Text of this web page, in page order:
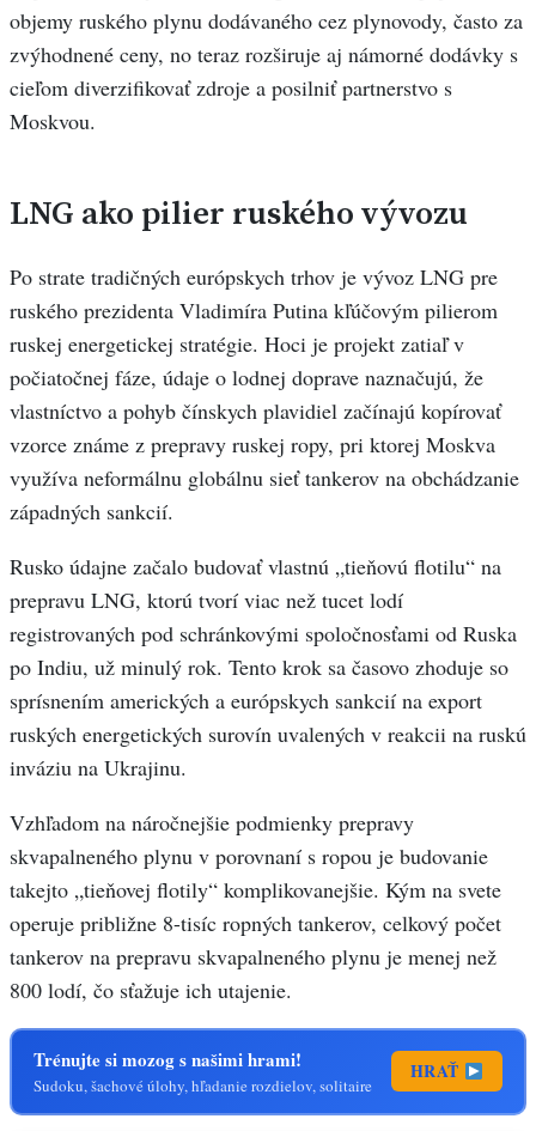
objemy ruského plynu dodávaného cez plynovody, často za
zvýhodnené ceny, no teraz rozširuje aj námorné dodávky s
cieľom diverzifikovať zdroje a posilniť partnerstvo s
Moskvou.
LNG ako pilier ruského vývozu
Po strate tradičných európskych trhov je vývoz LNG pre
ruského prezidenta Vladimíra Putina kľúčovým pilierom
ruskej energetickej stratégie. Hoci je projekt zatiaľ v
počiatočnej fáze, údaje o lodnej doprave naznačujú, že
vlastníctvo a pohyb čínskych plavidiel začínajú kopírovať
vzorce známe z prepravy ruskej ropy, pri ktorej Moskva
využíva neformálnu globálnu sieť tankerov na obchádzanie
západných sankcií.
Rusko údajne začalo budovať vlastnú „tieňovú flotilu“ na
prepravu LNG, ktorú tvorí viac než tucet lodí
registrovaných pod schránkovými spoločnosťami od Ruska
po Indiu, už minulý rok. Tento krok sa časovo zhoduje so
sprísnením amerických a európskych sankcií na export
ruských energetických surovín uvalených v reakcii na ruskú
inváziu na Ukrajinu.
Vzhľadom na náročnejšie podmienky prepravy
skvapalneného plynu v porovnaní s ropou je budovanie
takejto „tieňovej flotily“ komplikovanejšie. Kým na svete
operuje približne 8-tisíc ropných tankerov, celkový počet
tankerov na prepravu skvapalneného plynu je menej než
800 lodí, čo sťažuje ich utajenie.
Trénujte si mozog s našimi hrami!
Sudoku, šachové úlohy, hľadanie rozdielov, solitaire
HRAŤ